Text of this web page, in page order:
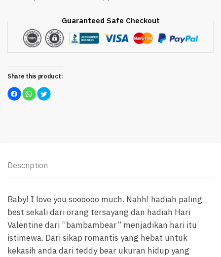
Guaranteed Safe Checkout
Share this product:
C
l
n
F
o
o
(
p
e
n
s
n
C
l
n
W
A
p
p
(
p
e
s
n
C
l
e
r
O
e
n
s
i
n
Description
Baby! I love you soooooo much. Nahh! hadiah paling
best sekali dari orang tersayang dan hadiah Hari
Valentine dari “bambambear” menjadikan hari itu
istimewa. Dari sikap romantis yang hebat untuk
kekasih anda dari teddy bear ukuran hidup yang